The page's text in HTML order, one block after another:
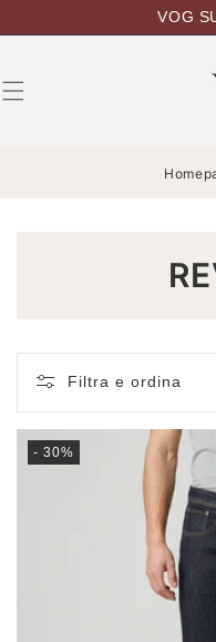
CONTENUTI
VOG
C
L
L
E
Z
I
O
N
Filtra e ordina
- 30%